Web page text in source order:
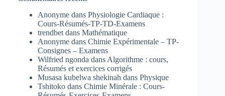
Anonyme dans Physiologie Cardiaque :
Cours-Résumés-TP-TD-Examens
trendbet dans Mathématique
Anonyme dans Chimie Expérimentale – TP-
Consignes – Examens
Wilfried ngonda dans Algorithme : cours,
Résumés et exercices corrigés
Musasa kubelwa shekinah dans Physique
Tshitoko dans Chimie Minérale : Cours-